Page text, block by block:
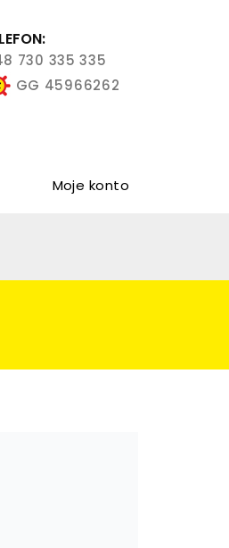
730 335 335
GG 45966262
Moje konto